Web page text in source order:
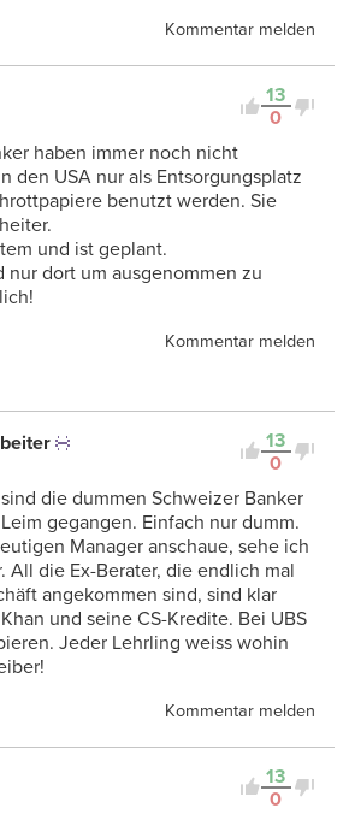
Kommentar melden
13
0
haben immer noch nicht
den USA nur als Entsorgungsplatz
benutzt werden. Sie
und ist geplant.
nur dort um ausgenommen zu
Kommentar melden
13
0
die dummen Schweizer Banker
gegangen. Einfach nur dumm.
Manager anschaue, sehe ich
All die Ex-Berater, die endlich mal
angekommen sind, sind klar
und seine CS-Kredite. Bei UBS
Jeder Lehrling weiss wohin
Kommentar melden
13
0